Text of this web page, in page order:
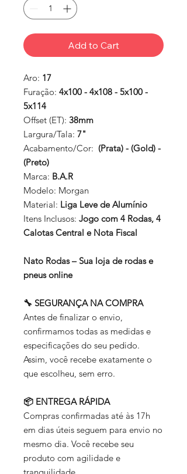
Add to Cart
Aro: 17
Furação: 4x100 - 4x108 - 5x100 -
5x114
Offset (ET): 38mm
Largura/Tala: 7"
Acabamento/Cor: (Prata) - (Gold) -
(Preto)
Marca: B.A.R
Modelo: Morgan
Material: Liga Leve de Alumínio
Itens Inclusos: Jogo com 4 Rodas, 4
Calotas Central e Nota Fiscal
Nato Rodas – Sua loja de rodas e
pneus online
🔧 SEGURANÇA NA COMPRA
Antes de finalizar o envio,
confirmamos todas as medidas e
especificações do seu pedido.
Assim, você recebe exatamente o
que escolheu, sem erro.
📦 ENTREGA RÁPIDA
Compras confirmadas até às 17h
em dias úteis seguem para envio no
mesmo dia. Você recebe seu
produto com agilidade e